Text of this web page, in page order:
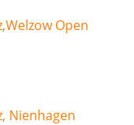
Open
Nienhagen